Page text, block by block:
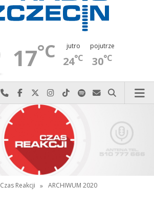
17°C jutro
24°C
pojutrze
30°C
Najlepiej po prostu do nas zadzwoń
Odwiedź nas na Facebook-u
Odwiedź nas na X
Odwiedź nas na Instagram-ie
Odwiedź nas na TikTok-u
Szukaj nas na Spotify
Wyślij do nas
Szukaj
Czas Reakcji » ARCHIWUM 2020